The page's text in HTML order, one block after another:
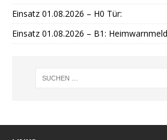
Einsatz 01.08.2026 – H0 Tür:
Einsatz 01.08.2026 – B1: